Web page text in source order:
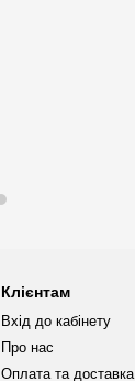
Клієнтам
Вхід до кабінету
Про нас
Оплата та доставка